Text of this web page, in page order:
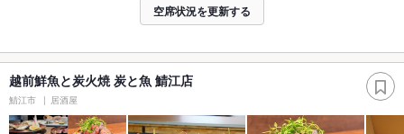
空席状況を更新する
越前鮮魚と炭火焼 炭と魚 鯖江店
鯖江市 居酒屋